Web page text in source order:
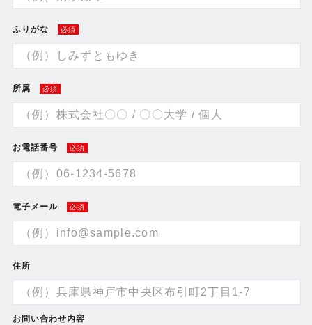
ふりがな 必須
所属 必須
お電話番号 必須
電子メール 必須
住所
お問い合わせ内容